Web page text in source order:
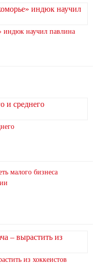
индюк научил павлина
малого бизнеса
из хоккеистов